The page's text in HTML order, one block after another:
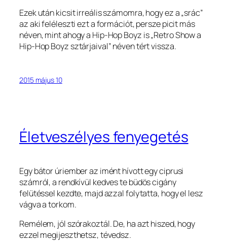
Ezek után kicsit irreális számomra, hogy ez a „srác”
az aki feléleszti ezt a formációt, persze picit más
néven, mint ahogy a Hip-Hop Boyz is „Retro Show a
Hip-Hop Boyz sztárjaival” néven tért vissza.
2015 május 10
Életveszélyes fenyegetés
Egy bátor úriember az imént hívott egy ciprusi
számról, a rendkívül kedves te büdös cigány
felütéssel kezdte, majd azzal folytatta, hogy el lesz
vágva a torkom.
Remélem, jól szórakoztál. De, ha azt hiszed, hogy
ezzel megijeszthetsz, tévedsz.